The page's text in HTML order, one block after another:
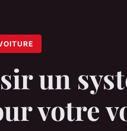
un
votre